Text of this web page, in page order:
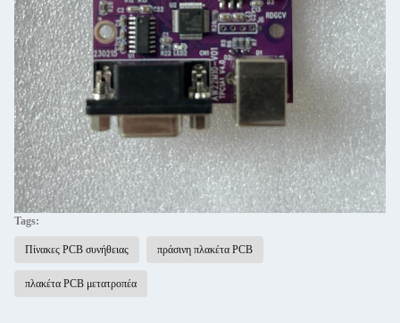
Tags:
Πίνακες PCB συνήθειας πράσινη πλακέτα PCB
πλακέτα PCB μετατροπέα